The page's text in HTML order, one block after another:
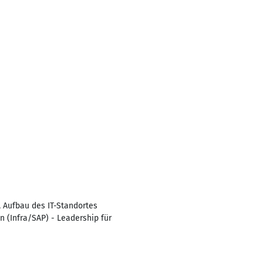
des IT-Standortes
(Infra/SAP) - Leadership für